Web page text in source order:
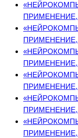
ПРИМЕНЕНИЕ,
ПРИМЕНЕНИЕ,
ПРИМЕНЕНИЕ,
ПРИМЕНЕНИЕ,
ПРИМЕНЕНИЕ,
ПРИМЕНЕНИЕ,